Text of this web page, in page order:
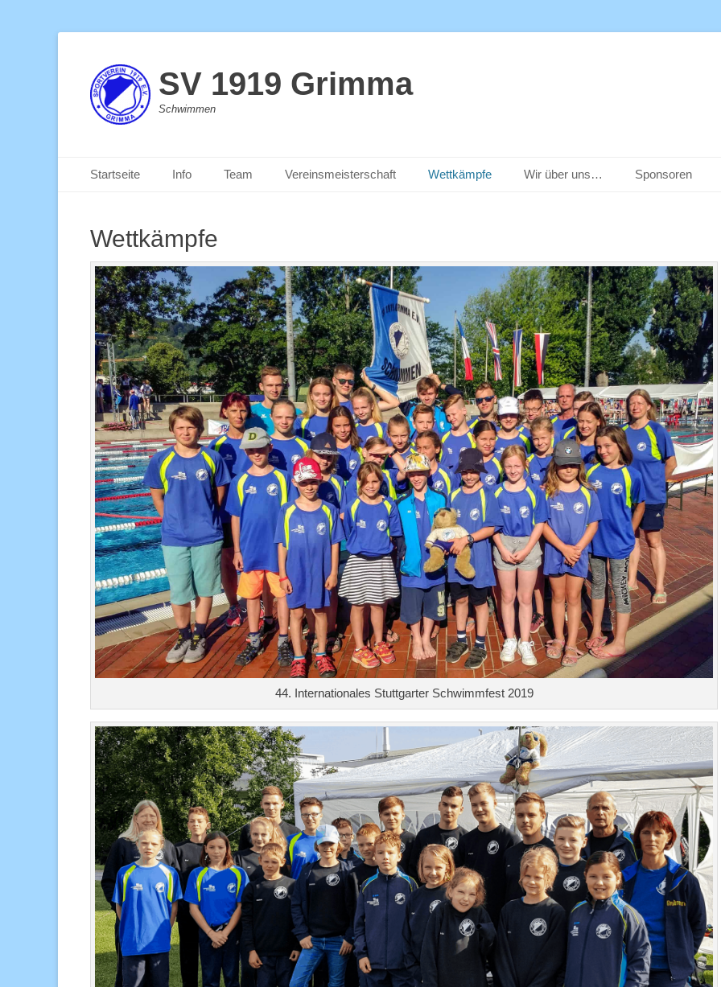
SV 1919 Grimma
Schwimmen
Primäres Menü
Inhalt
Startseite Info Team Vereinsmeisterschaft Wettkämpfe Wir über uns… Sponsoren
Wettkämpfe
44. Internationales Stuttgarter Schwimmfest 2019